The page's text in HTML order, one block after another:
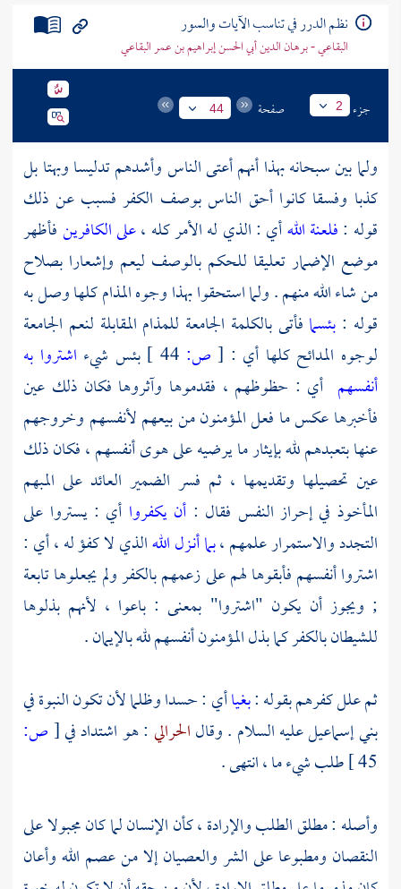
نظم الدرر في تناسب الآيات والسور
البقاعي - برهان الدين أبي الحسن إبراهيم بن عمر البقاعي
جزء 2 صفحة 44
ولما بين سبحانه بهذا أنهم أعتى الناس وأشدهم تدليسا وبهتا بل
كذبا وفسقا كانوا أحق الناس بوصف الكفر فسبب عن ذلك
قوله :فلعنة اللهأي : الذي له الأمر كله ،على الكافرينفأظهر
موضع الإضمار تعليقا للحكم بالوصف ليعم وإشعارا بصلاح
من شاء الله منهم . ولما استحقوا بهذا وجوه المذام كلها وصل به
قوله : بئسما فأتى بالكلمة الجامعة للمذام المقابلة لنعم الجامعة
لوجوه المدائح كلها أي : [ ص: بئس شيء اشتروا به
أنفسهم أي : حظوظهم ، فقدموها وآثروها فكان ذلك عين
فأخبرها عكس ما فعل المؤمنون من بيعهم لأنفسهم وخروجهم
عنها بتعبدهم لله بإيثار ما يرضيه على هوى أنفسهم ، فكان ذلك
عين تحصيلها وتقديمها ، ثم فسر الضمير العائد على المبهم
المأخوذ في إحراز النفس فقال : أن يكفروا أي : يستروا على
التجدد والاستمرار علمهم ،بما أنـزل اللهالذي لا كفؤ له ، أي :
اشتروا أنفسهم فأبقوها لهم على زعمهم بالكفر ولم يجعلوها تابعة
; ويجوز أن يكون "اشتروا" بمعنى : باعوا ، لأنهم بذلوها
للشيطان بالكفر كما بذل المؤمنون أنفسهم لله بالإيمان .
ثم علل كفرهم بقوله :بغياأي : حسدا وظلما لأن تكون النبوة في
بنيإسماعيلعليه السلام . وقالالحرالي : هو اشتداد في[ص:
45 ] طلب شيء ما ، انتهى .
وأصله : مطلق الطلب والإرادة ، كأن الإنسان لما كان مجبولا على
النقصان ومطبوعا على الشر والعصيان إلا من عصم الله وأعان